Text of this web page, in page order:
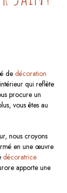
de décoration
qui reflète
procure un
vous êtes au
nous croyons
en une œuvre
décoratrice
apporte une